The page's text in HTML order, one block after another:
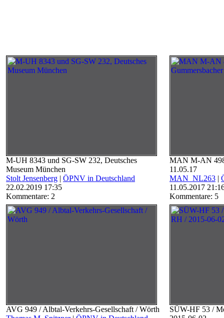
M-UH 8343 und SG-SW 232, Deutsches
Museum München
Stolt Jensenberg | ÖPNV in Deutschland
22.02.2019 17:35
Kommentare: 2
MAN M-AN
11.05.17
MAN_NL263 |
11.05.2017
Kommentare: 5
AVG 949 / Albtal-Verkehrs-Gesellschaft / Wörth
SÜW-HF 53 /